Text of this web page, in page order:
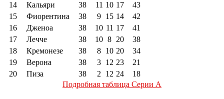
14
Кальяри 38 11 10 17
43
15
Фиорентина 38 9 15 14
42
16
Дженоа 38 10 11 17
41
17
Лечче 38 10 8 20
38
18
Кремонезе 38 8 10 20
34
19
Верона 38 3 12 23
21
20
Пиза 38 2 12 24
18
Подробная таблица Серии А